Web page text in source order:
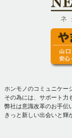
ホンモノのコミュニケー
その為には、サポート力
弊社は意識改革のお手伝
きっと新しい出会いと輝